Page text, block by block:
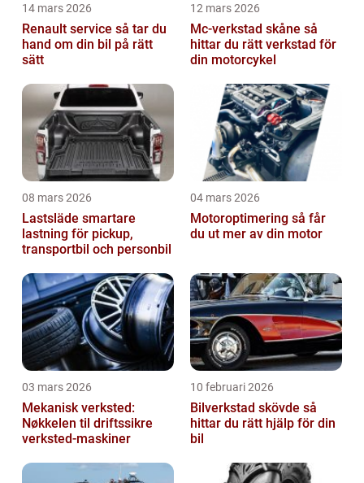
14 mars 2026
Renault service så tar du
hand om din bil på rätt
sätt
12 mars 2026
Mc-verkstad skåne så
hittar du rätt verkstad för
din motorcykel
08 mars 2026
Lastsläde smartare
lastning för pickup,
transportbil och personbil
04 mars 2026
Motoroptimering så får
du ut mer av din motor
03 mars 2026
Mekanisk verksted:
Nøkkelen til driftssikre
verksted-maskiner
10 februari 2026
Bilverkstad skövde så
hittar du rätt hjälp för din
bil